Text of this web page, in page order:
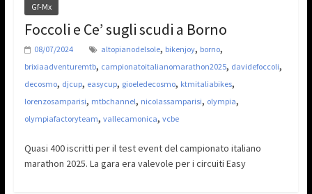
Gf-Mx
Foccoli e Ce’ sugli scudi a Borno
08/07/2024 altopianodelsole, bikenjoy, borno,
brixiaadventuremtb, campionatoitalianomarathon2025, davidefoccoli,
decosmo, djcup, easycup, gioeledecosmo, ktmitaliabikes,
lorenzosamparisi, mtbchannel, nicolassamparisi, olympia,
olympiafactoryteam, vallecamonica, vcbe
Quasi 400 iscritti per il test event del campionato italiano
marathon 2025. La gara era valevole per i circuiti Easy